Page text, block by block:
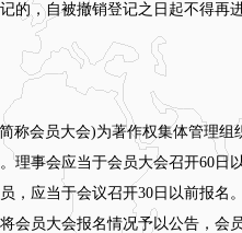
，自被撤销登记之日起不得再
会员大会)为著作权集体管理组
事会应当于会员大会召开60日以
，应当于会议召开30日以前报名
会员大会报名情况予以公告，会